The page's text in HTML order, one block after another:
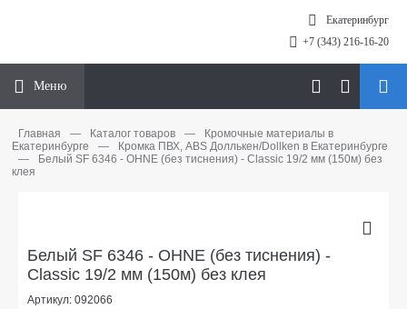
Екатеринбург
+7 (343) 216-16-20
Меню
Главная — Каталог товаров —
Кромочные материалы в
Екатеринбурге
—
Кромка ПВХ, ABS Доллькен/Dollken в Екатеринбурге
—
Белый SF 6346 - OHNE (без тиснения) - Classic 19/2 мм (150м) без
клея
Белый SF 6346 - OHNE (без тиснения) -
Classic 19/2 мм (150м) без клея
Артикул: 092066